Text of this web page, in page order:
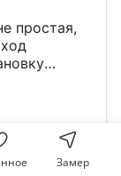
простая,
Надеюсь,
Замер